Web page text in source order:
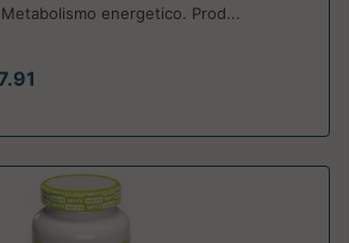
energetico. Prod...